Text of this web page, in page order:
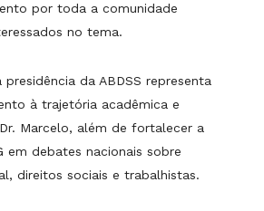
por toda a comunidade
no tema.
presidência da ABDSS representa
à trajetória acadêmica e
Marcelo, além de fortalecer a
em debates nacionais sobre
direitos sociais e trabalhistas.